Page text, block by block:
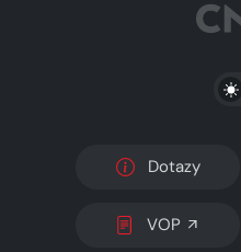
Dotazy
VOP